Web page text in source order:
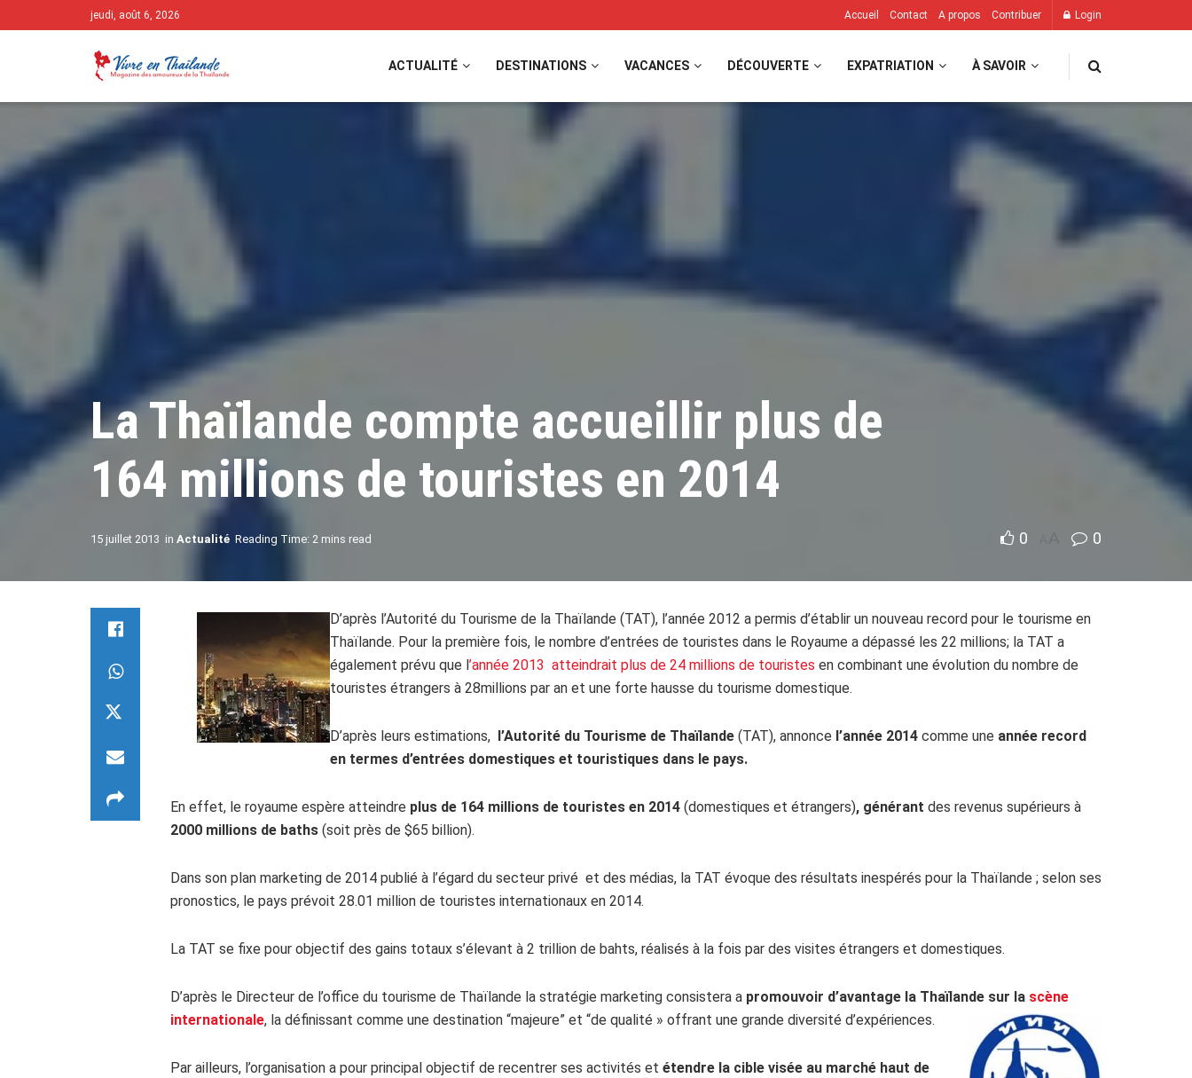
jeudi, août 6, 2026 Accueil Contact A propos Contribuer Login
ACTUALITÉ DESTINATIONS VACANCES DÉCOUVERTE EXPATRIATION À SAVOIR
La Thaïlande compte accueillir plus de
164 millions de touristes en 2014
15 juillet 2013 in Actualité Reading Time: 2 mins read 0 0
D’après l’Autorité du Tourisme de la Thaïlande (TAT), l’année 2012 a permis d’établir un nouveau record pour le tourisme en
Thaïlande. Pour la première fois, le nombre d’entrées de touristes dans le Royaume a dépassé les 22 millions; la TAT a
également prévu que l’année 2013 atteindrait plus de 24 millions de touristes en combinant une évolution du nombre de
touristes étrangers à 28millions par an et une forte hausse du tourisme domestique.
D’après leurs estimations, l’Autorité du Tourisme de Thaïlande (TAT), annonce l’année 2014 comme une année record
en termes d’entrées domestiques et touristiques dans le pays.
En effet, le royaume espère atteindre plus de 164 millions de touristes en 2014 (domestiques et étrangers), générant des revenus supérieurs à
2000 millions de baths (soit près de $65 billion).
Dans son plan marketing de 2014 publié à l’égard du secteur privé et des médias, la TAT évoque des résultats inespérés pour la Thaïlande ; selon ses
pronostics, le pays prévoit 28.01 million de touristes internationaux en 2014.
La TAT se fixe pour objectif des gains totaux s’élevant à 2 trillion de bahts, réalisés à la fois par des visites étrangers et domestiques.
D’après le Directeur de l’office du tourisme de Thaïlande la stratégie marketing consistera a promouvoir d’avantage la Thaïlande sur la scène
internationale, la définissant comme une destination “majeure” et “de qualité » offrant une grande diversité d’expériences.
Par ailleurs, l’organisation a pour principal objectif de recentrer ses activités et étendre la cible visée au marché haut de